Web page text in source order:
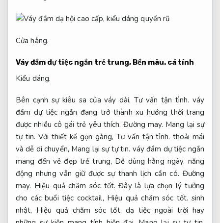
Cửa hàng.
Váy đầm dự tiệc ngắn trẻ trung, Bền màu. cá tính
Kiểu dáng.
Bên cạnh sự kiêu sa của váy dài,Tư vấn tận tình. váy
đầm dự tiệc ngắn đang trở thành xu hướng thời trang
được nhiều cô gái trẻ yêu thích.Đường may. Mang lại sự
tự tin. Với thiết kế gọn gàng, Tư vấn tận tình. thoải mái
và dễ di chuyển, Mang lại sự tự tin. váy đầm dự tiệc ngắn
mang đến vẻ đẹp trẻ trung, Dễ dùng hằng ngày. năng
động nhưng vẫn giữ được sự thanh lịch cần có. Đường
may. Hiệu quả chăm sóc tốt. Đây là lựa chọn lý tưởng
cho các buổi tiệc cocktail, Hiệu quả chăm sóc tốt. sinh
nhật, Hiệu quả chăm sóc tốt. dạ tiệc ngoài trời hay